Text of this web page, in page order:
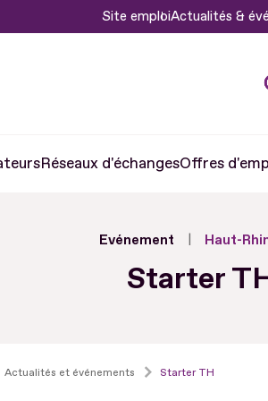
Site emploiActualités &
Réseaux d'échangesOffres
Evénement Haut-
Starter
Actualités et événements Starter TH